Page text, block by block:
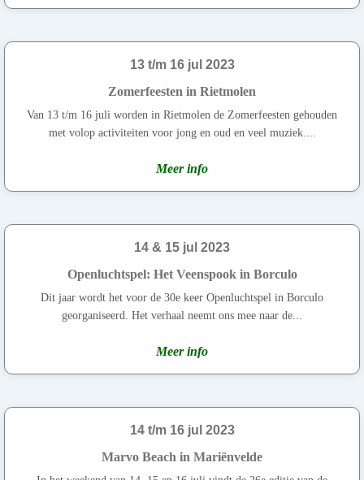
13 t/m 16 jul 2023
Zomerfeesten in Rietmolen
Van 13 t/m 16 juli worden in Rietmolen de Zomerfeesten gehouden
met volop activiteiten voor jong en oud en veel muziek....
Meer info
14 & 15 jul 2023
Openluchtspel: Het Veenspook in Borculo
Dit jaar wordt het voor de 30e keer Openluchtspel in Borculo
georganiseerd. Het verhaal neemt ons mee naar de...
Meer info
14 t/m 16 jul 2023
Marvo Beach in Mariënvelde